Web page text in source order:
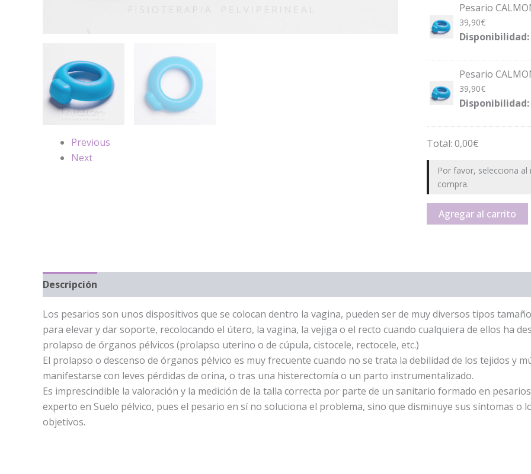
Previous
Next
Pesario
39,90€
Disponibilidad:
Pesario
39,90€
Disponibilidad:
Total: 0,00€
Por favor, selecciona
compra.
Agregar al carrito
Descripción
Los pesarios son unos dispositivos que se colocan dentro la vagina, pueden ser de muy diversos tipos
para elevar y dar soporte, recolocando el útero, la vagina, la vejiga o el recto cuando cualquiera de ellos ha
prolapso de órganos pélvicos (prolapso uterino o de cúpula, cistocele, rectocele, etc.)
El prolapso o descenso de órganos pélvico es muy frecuente cuando no se trata la debilidad de los tejidos y
manifestarse con leves pérdidas de orina, o tras una histerectomía o un parto instrumentalizado.
Es imprescindible la valoración y la medición de la talla correcta por parte de un sanitario formado en
experto en Suelo pélvico, pues el pesario en sí no soluciona el problema, sino que disminuye sus síntomas o
objetivos.